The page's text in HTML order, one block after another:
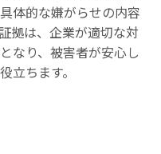
体的な嫌がらせの内容
拠は、企業が適切な対
なり、被害者が安心し
立ちます。